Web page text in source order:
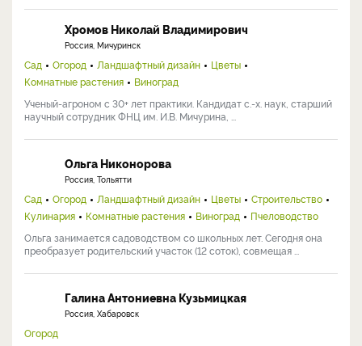
Хромов Николай Владимирович
Россия, Мичуринск
Сад Огород Ландшафтный дизайн
Цветы
Комнатные растения
Виноград
Ученый-агроном с 30+ лет практики. Кандидат с.-х. наук, старший
научный сотрудник ФНЦ им. И.В. Мичурина, ...
Ольга Никонорова
Россия, Тольятти
Сад Огород Ландшафтный дизайн Цветы
Строительство
Кулинария
Комнатные растения Виноград
Пчеловодство
Ольга занимается садоводством со школьных лет. Сегодня она
преобразует родительский участок (12 соток), совмещая ...
Галина Антониевна Кузьмицкая
Россия, Хабаровск
Огород